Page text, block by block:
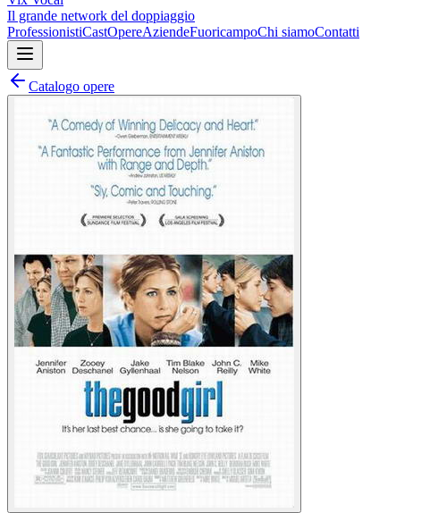
Il grande network del doppiaggio
ProfessionistiCastOpereAziendeFuoricampoChi siamoContatti
Catalogo opere